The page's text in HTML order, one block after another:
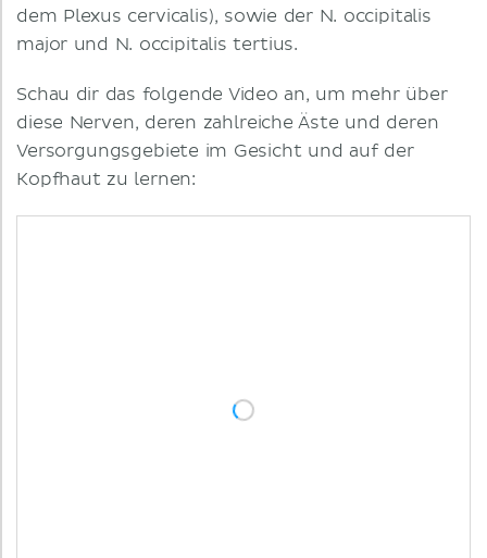
dem Plexus cervicalis), sowie der N. occipitalis
major und N. occipitalis tertius.
Schau dir das folgende Video an, um mehr über
diese Nerven, deren zahlreiche Äste und deren
Versorgungsgebiete im Gesicht und auf der
Kopfhaut zu lernen: